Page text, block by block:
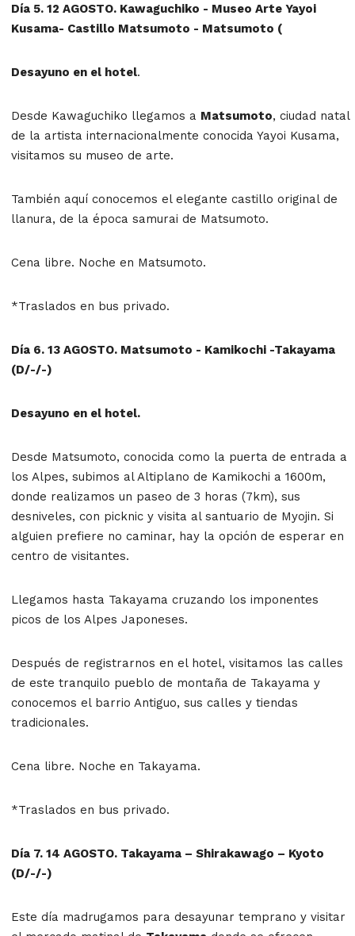
Día 5. 12 AGOSTO. Kawaguchiko - Museo Arte Yayoi
Kusama- Castillo Matsumoto - Matsumoto (
Desayuno en el hotel.
Desde Kawaguchiko llegamos a Matsumoto, ciudad natal
de la artista internacionalmente conocida Yayoi Kusama,
visitamos su museo de arte.
También aquí conocemos el elegante castillo original de
llanura, de la época samurai de Matsumoto.
Cena libre. Noche en Matsumoto.
*Traslados en bus privado.
Día 6. 13 AGOSTO. Matsumoto - Kamikochi -Takayama
(D/-/-)
Desayuno en el hotel.
Desde Matsumoto, conocida como la puerta de entrada a
los Alpes, subimos al Altiplano de Kamikochi a 1600m,
donde realizamos un paseo de 3 horas (7km), sus
desniveles, con picknic y visita al santuario de Myojin. Si
alguien prefiere no caminar, hay la opción de esperar en
centro de visitantes.
Llegamos hasta Takayama cruzando los imponentes
picos de los Alpes Japoneses.
Después de registrarnos en el hotel, visitamos las calles
de este tranquilo pueblo de montaña de Takayama y
conocemos el barrio Antiguo, sus calles y tiendas
tradicionales.
Cena libre. Noche en Takayama.
*Traslados en bus privado.
Día 7. 14 AGOSTO. Takayama – Shirakawago – Kyoto
(D/-/-)
Este día madrugamos para desayunar temprano y visitar